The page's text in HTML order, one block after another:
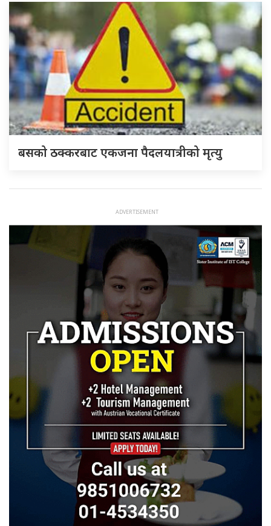
बसको ठक्करबाट एकजना पैदलयात्रीको मृत्यु